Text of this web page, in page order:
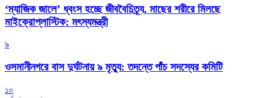
‘ম্যাজিক জালে’ ধ্বংস হচ্ছে জীববৈচিত্র্য, মাছের শরীরে মিলছে
মাইক্রোপ্লাস্টিক: মৎস্যমন্ত্রী
৯
ওসমানীনগরে বাস দুর্ঘটনায় ৯ মৃত্যু: তদন্তে পাঁচ সদস্যের কমিটি
১০